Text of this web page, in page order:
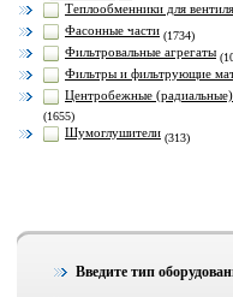
Теплообменники для
Фасонные части (1734)
Фильтровальные агрегаты
Фильтры и фильтрующие
Центробежные
(1655)
Шумоглушители (313)
Введите тип